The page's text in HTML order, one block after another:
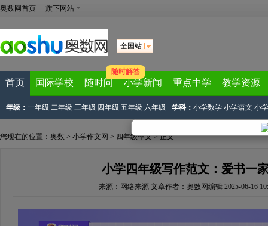
奥数网首页 旗下网站
全国站
首页 国际学校 随时问
随时解答
小学新闻 重点中学 教学资源
年级： 一年级 二年级 三年级 四年级 五年级 六年级 学科： 小学数学 小学语文 小
您现在的位置： 奥数 > 小学作文网 > 四年级作文> 正文
小学四年级写作范文：爱书一
来源： 网络来源文章作者：奥数网编辑 2025-06-16